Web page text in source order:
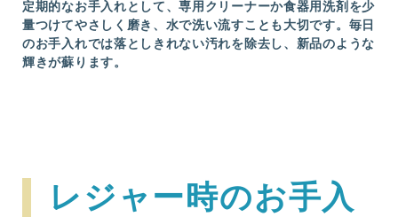
定期的なお手入れとして、専用クリーナーか食器用洗剤を少
量つけてやさしく磨き、水で洗い流すことも大切です。毎日
のお手入れでは落としきれない汚れを除去し、新品のような
輝きが蘇ります。
レジャー時のお手入